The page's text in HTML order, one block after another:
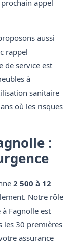
appel
aussi
rappel
de service est
à
sanitaire
où les risques
:
2 500 à 12
Notre rôle
Fagnolle est
les 30 premières
assurance